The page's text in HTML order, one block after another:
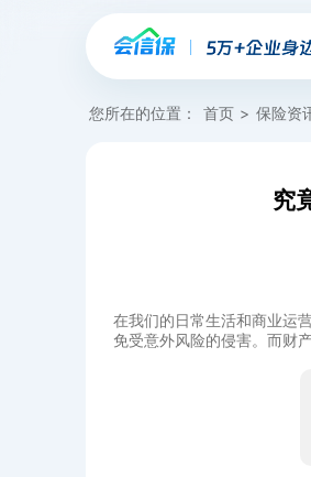
您所在的位置： 首页 > 保险资
究
在我们的日常生活和商业运
免受意外风险的侵害。而财